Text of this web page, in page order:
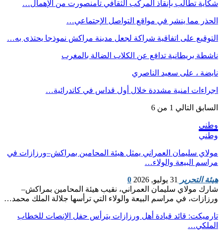
شكاية تطالب بإنقاذ المركب الثقافي تامنصورت من الإهمال…
الحذر مما ينشر في مواقع التواصل الإجتماعي…
التوقيع على اتفاقية شراكة لجعل مدينة مراكش نموذجا يحتذى به…
ناشطة بريطانية تدافع عن الكلاب الضالة بالمغرب
نايضة ، على سعيد الناصري
اجراءات امنية مشددة خلال أول قداس في كاتدرائية…
السابق التالي 1 من 6
وطني
وطني
مولاي سليمان العمراني يمثل هيئة المحامين بمراكش–ورزازات في
مراسم البيعة والولاء…
هيئة التحرير 31 يوليو, 2026
0
شارك مولاي سليمان العمراني، نقيب هيئة المحامين بمراكش–
ورزازات، في مراسم البيعة والولاء التي ترأسها جلالة الملك محمد…
تارميكت: قائد قيادة أهل ورزازات يترأس حفل الإنصات للخطاب
الملكي…